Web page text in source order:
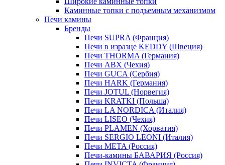
Каминные топки с подъемным механизмом
Печи камины
Бренды
Печи SUPRA (Франция)
Печи в изразце KEDDY (Швеция)
Печи THORMA (Германия)
Печи ABX (Чехия)
Печи GUCA (Сербия)
Печи HARK (Германия)
Печи JOTUL (Норвегия)
Печи KRATKI (Польша)
Печи LA NORDICA (Италия)
Печи LISEO (Чехия)
Печи PLAMEN (Хорватия)
Печи SERGIO LEONI (Италия)
Печи META (Россия)
Печи-камины БАВАРИЯ (Россия)